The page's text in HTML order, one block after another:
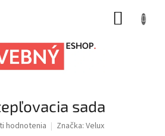
sada
hodnotenia Značka: Velux